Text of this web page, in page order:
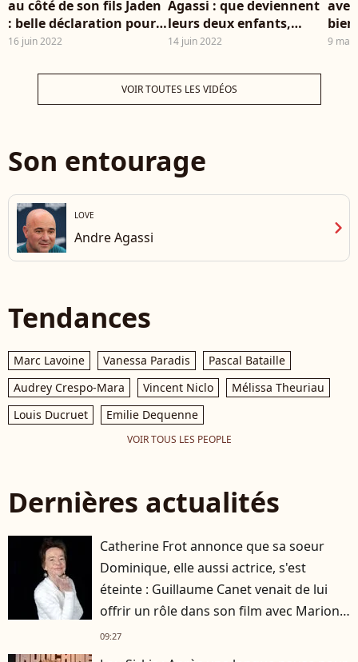
au côté de son fils Jaden
: belle déclaration pour
son anniversaire
16 juin 2022
Agassi : que deviennent
leurs deux enfants,
Jaden et Jaz ?
14 juin 2022 9 mai
VOIR TOUTES LES VIDÉOS
Son entourage
LOVE
Andre Agassi chevron_right
Tendances
Marc Lavoine Vanessa Paradis
Pascal Bataille
Audrey Crespo-Mara
Vincent Niclo
Mélissa Theuriau
Louis Ducruet
Emilie Dequenne
VOIR TOUS LES PEOPLE
Dernières actualités
Catherine Frot annonce que sa soeur
Dominique, elle aussi actrice, s'est
éteinte : Guillaume Canet venait de lui
offrir un rôle dans son film avec Marion
Cotillard
09:27